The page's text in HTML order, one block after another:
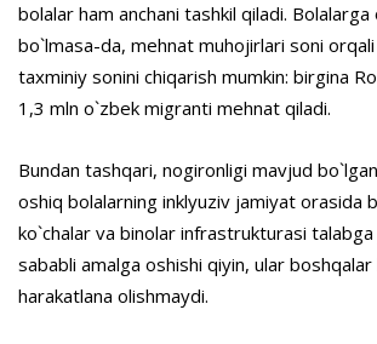
bolalar ham anchani tashkil qiladi.
bo`lmasa-da, mehnat muhojirlari soni
taxminiy sonini chiqarish mumkin: birgina
1,3 mln o`zbek migranti mehnat qiladi.
Bundan tashqari, nogironligi mavjud
oshiq bolalarning inklyuziv jamiyat orasida
ko`chalar va binolar infrastrukturasi
sababli amalga oshishi qiyin, ular boshqalar
harakatlana olishmaydi.